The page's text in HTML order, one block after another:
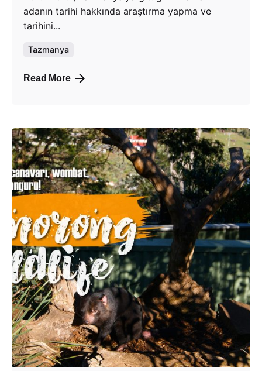
adanın tarihi hakkında araştırma yapma ve
tarihini...
Tazmanya
Read More
Posted by
Evim Çantada